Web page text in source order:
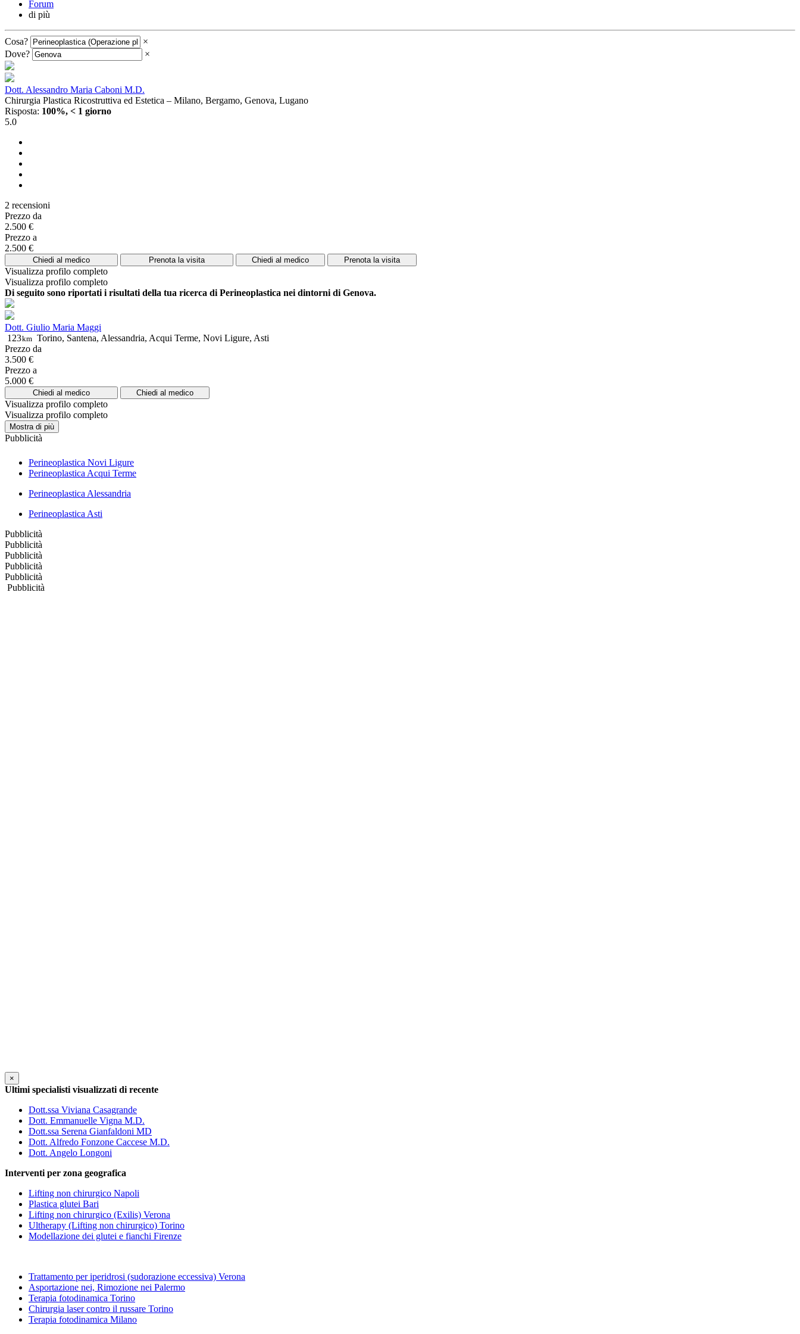
Forum
di più
Cosa?
×
Dove?
×
Dott. Alessandro Maria Caboni M.D.
Chirurgia Plastica Ricostruttiva ed Estetica – Milano, Bergamo, Genova, Lugano
Risposta: 100%, < 1 giorno
5.0
2 recensioni
Prezzo da
2.500 €
Prezzo a
2.500 €
Chiedi al medico Prenota la visita Chiedi al medico Prenota la visita
Visualizza profilo completo
Visualizza profilo completo
Di seguito sono riportati i risultati della tua ricerca di Perineoplastica nei dintorni di Genova.
Dott. Giulio Maria Maggi
123km Torino, Santena, Alessandria, Acqui Terme, Novi Ligure, Asti
Prezzo da
3.500 €
Prezzo a
5.000 €
Chiedi al medico Chiedi al medico
Visualizza profilo completo
Visualizza profilo completo
Mostra di più
Pubblicità
Perineoplastica Novi Ligure
Perineoplastica Acqui Terme
Perineoplastica Alessandria
Perineoplastica Asti
Pubblicità
Pubblicità
Pubblicità
Pubblicità
Pubblicità
Pubblicità
×
Ultimi specialisti visualizzati di recente
Dott.ssa Viviana Casagrande
Dott. Emmanuelle Vigna M.D.
Dott.ssa Serena Gianfaldoni MD
Dott. Alfredo Fonzone Caccese M.D.
Dott. Angelo Longoni
Interventi per zona geografica
Lifting non chirurgico Napoli
Plastica glutei Bari
Lifting non chirurgico (Exilis) Verona
Ultherapy (Lifting non chirurgico) Torino
Modellazione dei glutei e fianchi Firenze
Trattamento per iperidrosi (sudorazione eccessiva) Verona
Asportazione nei, Rimozione nei Palermo
Terapia fotodinamica Torino
Chirurgia laser contro il russare Torino
Terapia fotodinamica Milano